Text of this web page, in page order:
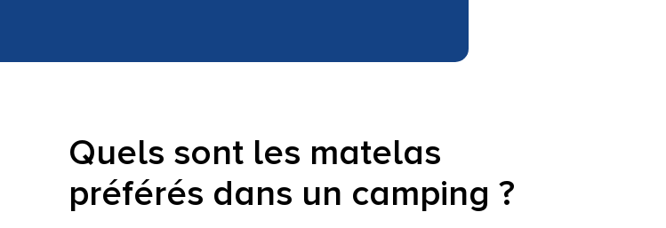
Quels sont les matelas
préférés dans un camping ?